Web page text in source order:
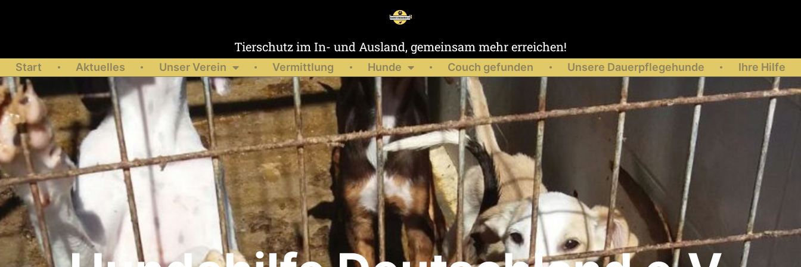
Tierschutz im In- und Ausland, gemeinsam mehr erreichen!
Start Aktuelles Unser Verein Vermittlung Hunde Couch gefunden Unsere Dauerpflegehunde Ihre Hilfe